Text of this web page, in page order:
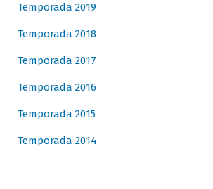
Temporada 2019
Temporada 2018
Temporada 2017
Temporada 2016
Temporada 2015
Temporada 2014